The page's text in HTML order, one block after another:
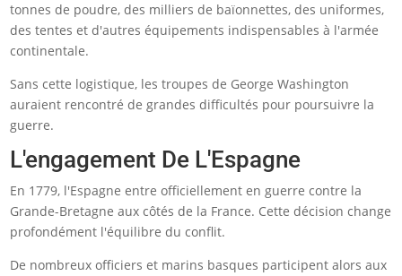
tonnes de poudre, des milliers de baïonnettes, des uniformes,
des tentes et d'autres équipements indispensables à l'armée
continentale.
Sans cette logistique, les troupes de George Washington
auraient rencontré de grandes difficultés pour poursuivre la
guerre.
L'engagement De L'Espagne
En 1779, l'Espagne entre officiellement en guerre contre la
Grande-Bretagne aux côtés de la France. Cette décision change
profondément l'équilibre du conflit.
De nombreux officiers et marins basques participent alors aux